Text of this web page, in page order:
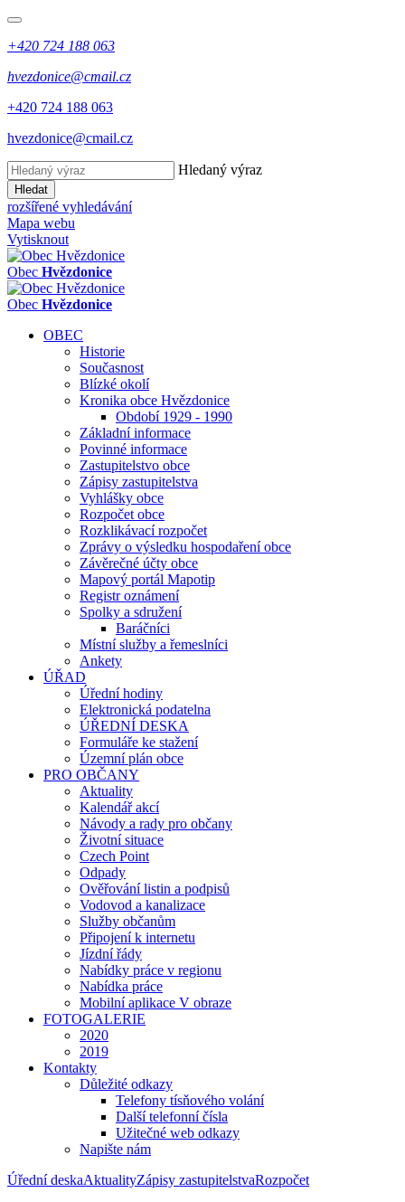
+420 724 188 063
hvezdonice@cmail.cz
+420 724 188 063
hvezdonice@cmail.cz
Hledaný výraz
Hledat
rozšířené vyhledávání
Mapa webu
Vytisknout
Obec Hvězdonice
Obec Hvězdonice
OBEC
Historie
Současnost
Blízké okolí
Kronika obce Hvězdonice
Období 1929 - 1990
Základní informace
Povinné informace
Zastupitelstvo obce
Zápisy zastupitelstva
Vyhlášky obce
Rozpočet obce
Rozklikávací rozpočet
Zprávy o výsledku hospodaření obce
Závěrečné účty obce
Mapový portál Mapotip
Registr oznámení
Spolky a sdružení
Baráčníci
Místní služby a řemeslníci
Ankety
ÚŘAD
Úřední hodiny
Elektronická podatelna
ÚŘEDNÍ DESKA
Formuláře ke stažení
Územní plán obce
PRO OBČANY
Aktuality
Kalendář akcí
Návody a rady pro občany
Životní situace
Czech Point
Odpady
Ověřování listin a podpisů
Vodovod a kanalizace
Služby občanům
Připojení k internetu
Jízdní řády
Nabídky práce v regionu
Nabídka práce
Mobilní aplikace V obraze
FOTOGALERIE
2020
2019
Kontakty
Důležité odkazy
Telefony tísňového volání
Další telefonní čísla
Užitečné web odkazy
Napište nám
Úřední deskaAktualityZápisy zastupitelstvaRozpočet